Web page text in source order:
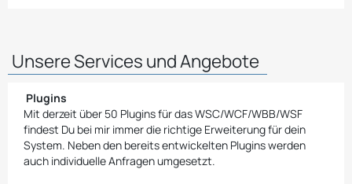
Unsere Services und Angebote
Plugins
Mit derzeit über 50 Plugins für das WSC/WCF/WBB/WSF
findest Du bei mir immer die richtige Erweiterung für dein
System. Neben den bereits entwickelten Plugins werden
auch individuelle Anfragen umgesetzt.